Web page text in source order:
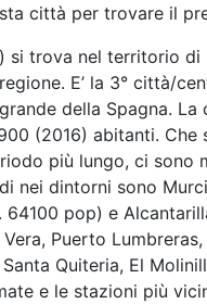
città per trovare il
) si trova nel territorio di
E’ la 3° città/
della Spagna.
(2016) abitanti.
più lungo, ci sono
nei dintorni sono
64100 pop) e
Puerto
Quiteria, El
e le stazioni più